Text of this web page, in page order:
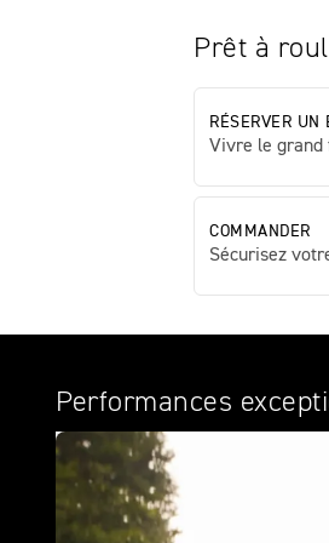
Prêt à
RÉSERVER UN
Vivre le grand
COMMANDER
Sécurisez
Performances